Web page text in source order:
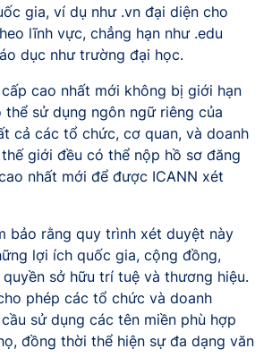
gia, ví dụ như .vn đại diện cho
lĩnh vực, chẳng hạn như .edu
dục như trường đại học.
cao nhất mới không bị giới hạn
sử dụng ngôn ngữ riêng của
cả các tổ chức, cơ quan, và doanh
giới đều có thể nộp hồ sơ đăng
nhất mới để được ICANN xét
bảo rằng quy trình xét duyệt này
lợi ích quốc gia, cộng đồng,
sở hữu trí tuệ và thương hiệu.
phép các tổ chức và doanh
sử dụng các tên miền phù hợp
đồng thời thể hiện sự đa dạng văn